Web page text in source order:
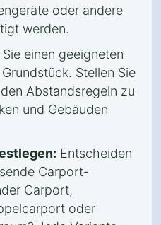
oder andere
werden.
einen geeigneten
Stellen Sie
Abstandsregeln zu
und Gebäuden
Entscheiden
Carport-
Carport,
oder